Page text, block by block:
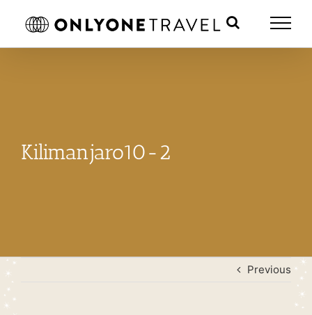
Kilimanjaro10-2
Previous